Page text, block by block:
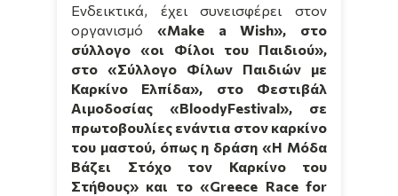
Ενδεικτικά, έχει συνεισφέρει στον
οργανισμό «Make a Wish», στο
σύλλογο «οι Φίλοι του Παιδιού»,
στο «Σύλλογο Φίλων Παιδιών με
Καρκίνο Ελπίδα», στο Φεστιβάλ
Αιμοδοσίας «BloodyFestival», σε
πρωτοβουλίες ενάντια στον καρκίνο
του μαστού, όπως η δράση «Η Μόδα
Βάζει Στόχο τον Καρκίνο του
Στήθους» και το «Greece Race for